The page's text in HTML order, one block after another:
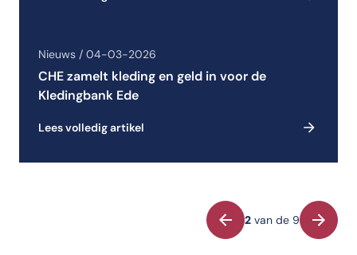
Nieuws / 04-03-2026
CHE zamelt kleding en geld in voor de
Kledingbank Ede
Lees volledig artikel
Vorige
2 van de 9